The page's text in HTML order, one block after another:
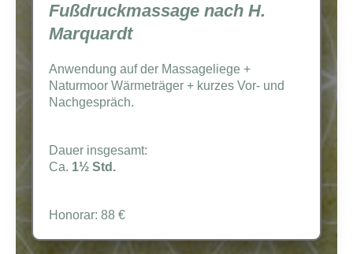
Fußdruckmassage nach H.
Marquardt
Anwendung auf der Massageliege +
Naturmoor Wärmeträger + kurzes Vor- und
Nachgespräch.
Dauer insgesamt:
Ca. 1½ Std.
Honorar: 88 €